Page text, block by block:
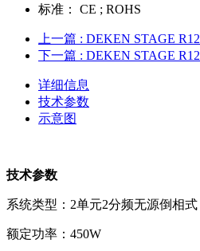
标准：
CE ; ROHS
上一篇 : DEKEN STAGE
下一篇 : DEKEN STAGE
详细信息
技术参数
示意图
技术参数
系统类型：2单元2分频无源倒相式
额定功率：450W